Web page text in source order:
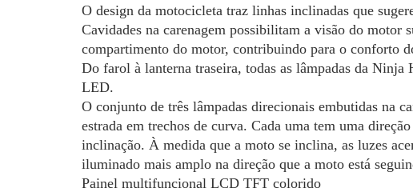
O design da motocicleta traz linhas inclinadas que
Cavidades na carenagem possibilitam a visão do motor
compartimento do motor, contribuindo para o conforto
Do farol à lanterna traseira, todas as lâmpadas da Ninja
LED.
O conjunto de três lâmpadas direcionais embutidas na
estrada em trechos de curva. Cada uma tem uma
inclinação. À medida que a moto se inclina, as luzes
iluminado mais amplo na direção que a moto está
Painel multifuncional LCD TFT colorido